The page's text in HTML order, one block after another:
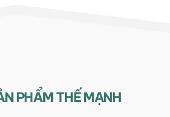
PHẨM THẾ MẠNH